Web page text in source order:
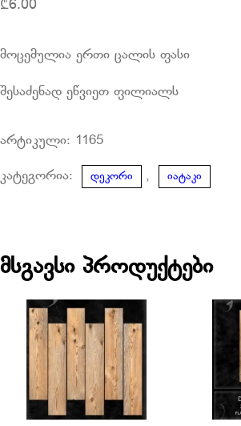
₾6.00
მოცემულია ერთი ცალის ფასი
შესაძენად ეწვიეთ ფილიალს
არტიკული: 1165
კატეგორია: დეკორი , იატაკი
მსგავსი პროდუქტები